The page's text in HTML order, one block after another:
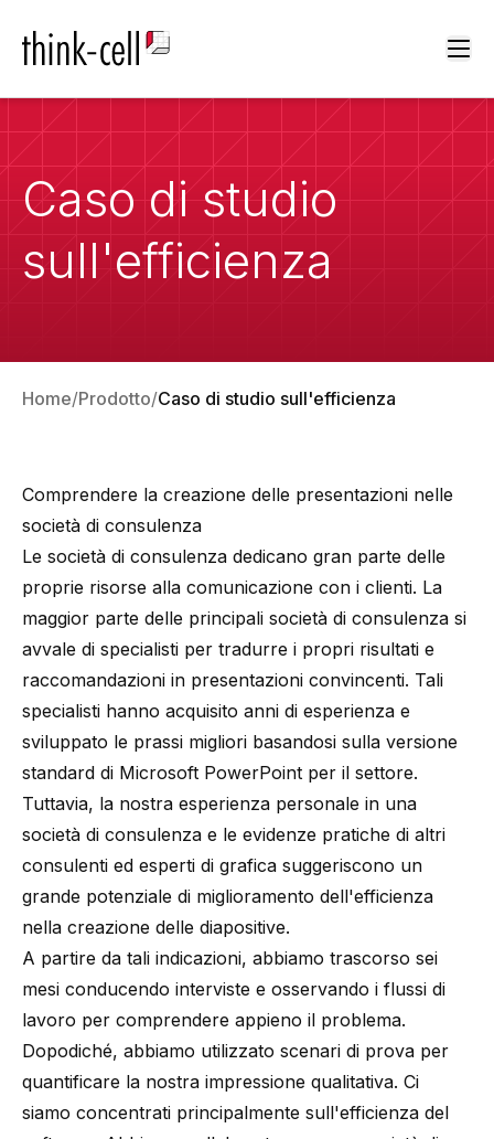
Caso di studio
sull'efficienza
Home Prodotto Caso di studio sull'efficienza
Comprendere la creazione delle presentazioni nelle
società di consulenza
Le società di consulenza dedicano gran parte delle
proprie risorse alla comunicazione con i clienti. La
maggior parte delle principali società di consulenza si
avvale di specialisti per tradurre i propri risultati e
raccomandazioni in presentazioni convincenti. Tali
specialisti hanno acquisito anni di esperienza e
sviluppato le prassi migliori basandosi sulla versione
standard di Microsoft PowerPoint per il settore.
Tuttavia, la nostra esperienza personale in una
società di consulenza e le evidenze pratiche di altri
consulenti ed esperti di grafica suggeriscono un
grande potenziale di miglioramento dell'efficienza
nella creazione delle diapositive.
A partire da tali indicazioni, abbiamo trascorso sei
mesi conducendo interviste e osservando i flussi di
lavoro per comprendere appieno il problema.
Dopodiché, abbiamo utilizzato scenari di prova per
quantificare la nostra impressione qualitativa. Ci
siamo concentrati principalmente sull'efficienza del